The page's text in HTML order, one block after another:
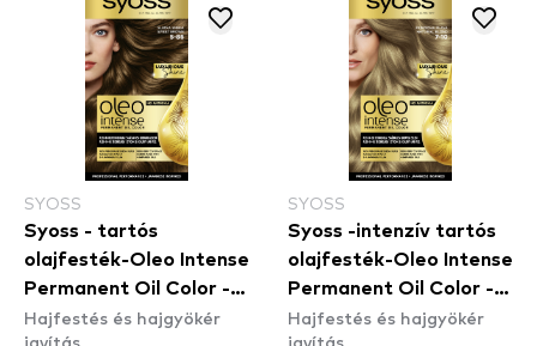
SYOSS
Syoss - tartós
olajfesték-Oleo Intense
Permanent Oil Color -
5-86 Sweet Brown
Hajfestés és hajgyökér
javítás
SYOSS
Syoss -intenzív tartós
olajfesték-Oleo Intense
Permanent Oil Color -
7-10 Natural Blond
Hajfestés és hajgyökér
javítás